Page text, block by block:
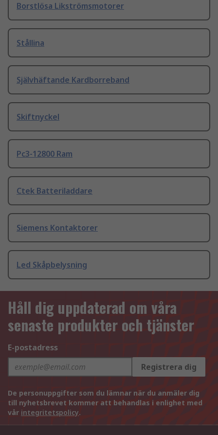
Borstlösa Likströmsmotorer
Stållina
Självhäftande Kardborreband
Skiftnyckel
Pc3-12800 Ram
Ctek Batteriladdare
Siemens Kontaktorer
Led Skåpbelysning
Håll dig uppdaterad om våra
senaste produkter och tjänster
E-postadress
Registrera dig
De personuppgifter som du lämnar när du anmäler dig
till nyhetsbrevet kommer att behandlas i enlighet med
vår integritetspolicy.